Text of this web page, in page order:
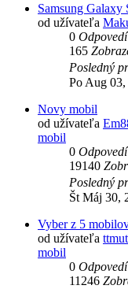
Samsung
od užívateľa
0 Odpovedí
165
Posledný
Po Aug
Novy mobil
od užívateľa
mobil
0 Odpovedí
19140
Posledný
Št Máj 30,
Vyber z 5
od užívateľa
mobil
0 Odpovedí
11246